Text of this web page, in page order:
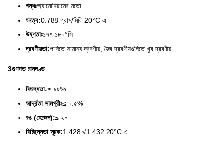
গন্ধঃঅ্যামোনিয়ামের মতো
ঘনত্ব:0.788 গ্রাম/মিলি 20°C এ
উষ্ণতাঃ১৭৭-১৮০°সি
দ্রবণীয়তা:পানিতে সামান্য দ্রবণীয়, জৈব দ্রবণীয়গুলিতে খুব দ্রবণীয়
3গুণগত মানদণ্ড
বিশুদ্ধতা:≥ ৯৯%
আর্দ্রতা সামগ্রীঃ≤ ০.৫%
রঙ (হেজেন):≤ ২০
বিচ্ছিন্নতা সূচক:1.428 √1.432 20°C এ